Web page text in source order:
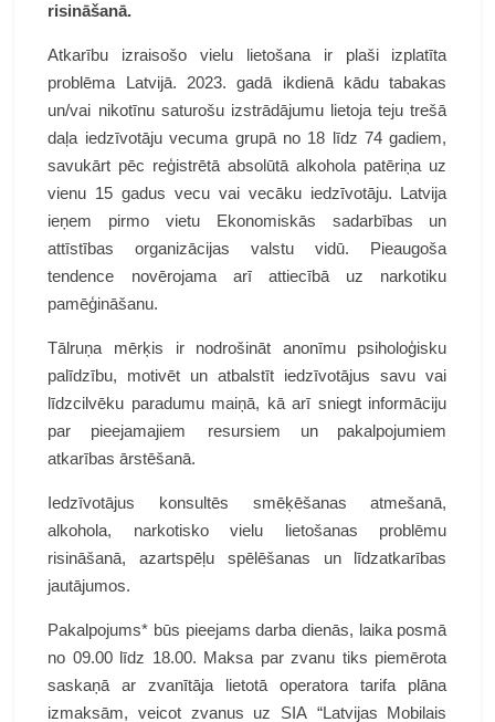
risināšanā.
Atkarību izraisošo vielu lietošana ir plaši izplatīta
problēma Latvijā. 2023. gadā ikdienā kādu tabakas
un/vai nikotīnu saturošu izstrādājumu lietoja teju trešā
daļa iedzīvotāju vecuma grupā no 18 līdz 74 gadiem,
savukārt pēc reģistrētā absolūtā alkohola patēriņa uz
vienu 15 gadus vecu vai vecāku iedzīvotāju. Latvija
ieņem pirmo vietu Ekonomiskās sadarbības un
attīstības organizācijas valstu vidū. Pieaugoša
tendence novērojama arī attiecībā uz narkotiku
pamēģināšanu.
Tālruņa mērķis ir nodrošināt anonīmu psiholoģisku
palīdzību, motivēt un atbalstīt iedzīvotājus savu vai
līdzcilvēku paradumu maiņā, kā arī sniegt informāciju
par pieejamajiem resursiem un pakalpojumiem
atkarības ārstēšanā.
Iedzīvotājus konsultēs smēķēšanas atmešanā,
alkohola, narkotisko vielu lietošanas problēmu
risināšanā, azartspēļu spēlēšanas un līdzatkarības
jautājumos.
Pakalpojums* būs pieejams darba dienās, laika posmā
no 09.00 līdz 18.00. Maksa par zvanu tiks piemērota
saskaņā ar zvanītāja lietotā operatora tarifa plāna
izmaksām, veicot zvanus uz SIA “Latvijas Mobilais